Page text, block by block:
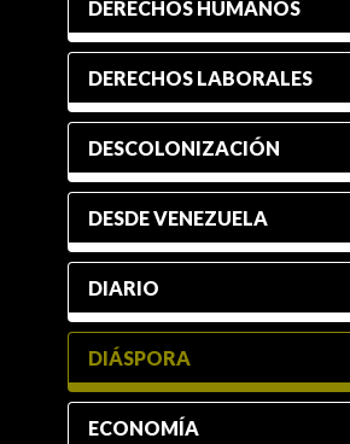
DERECHOS HUMANOS
DERECHOS LABORALES
DESCOLONIZACIÓN
DESDE VENEZUELA
DIARIO
DIÁSPORA
ECONOMÍA